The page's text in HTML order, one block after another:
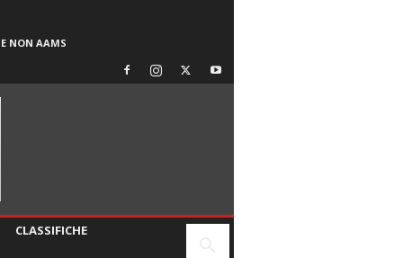
NON AAMS
CLASSIFICHE